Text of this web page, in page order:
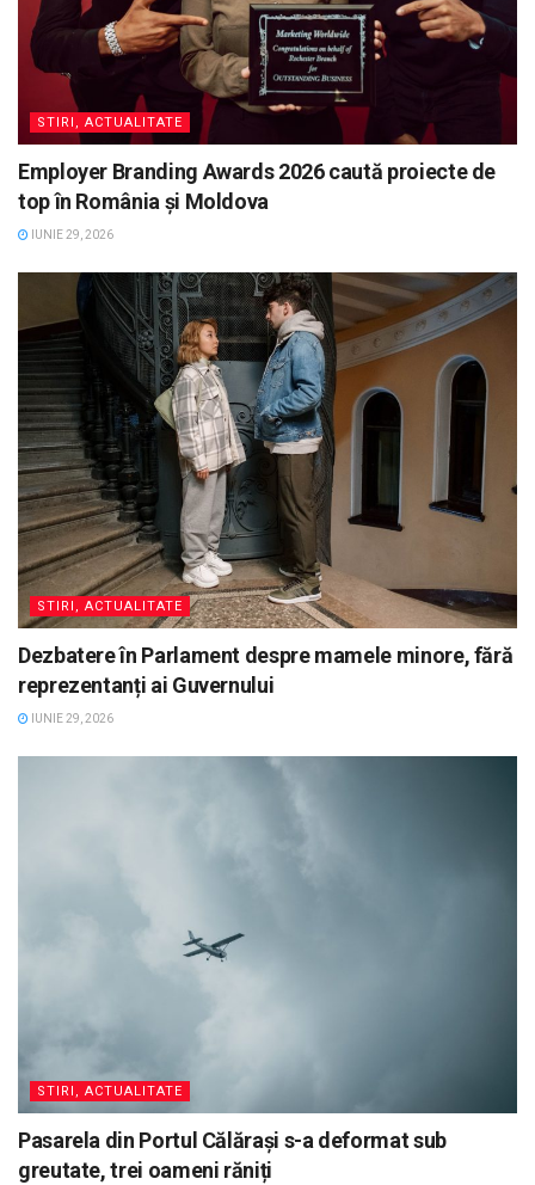
STIRI, ACTUALITATE
Employer Branding Awards 2026 caută proiecte de
top în România și Moldova
IUNIE 29, 2026
STIRI, ACTUALITATE
Dezbatere în Parlament despre mamele minore, fără
reprezentanți ai Guvernului
IUNIE 29, 2026
STIRI, ACTUALITATE
Pasarela din Portul Călărași s-a deformat sub
greutate, trei oameni răniți